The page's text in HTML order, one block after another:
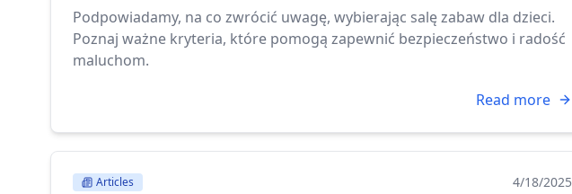
Podpowiadamy, na co zwrócić uwagę, wybierając salę zabaw dla dzieci.
Poznaj ważne kryteria, które pomogą zapewnić bezpieczeństwo i radość
maluchom.
Read more
Articles 4/18/2025